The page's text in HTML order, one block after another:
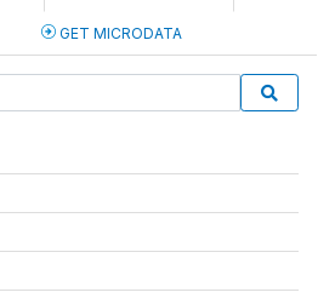
GET MICRODATA